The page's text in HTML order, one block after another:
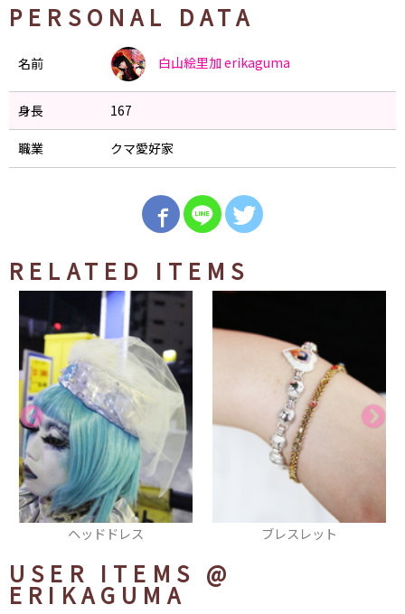
PERSONAL DATA
名前 白山絵里加erikaguma
身長 167
職業 クマ愛好家
RELATED ITEMS
ブレスレット リング
USER ITEMS @
ERIKAGUMA